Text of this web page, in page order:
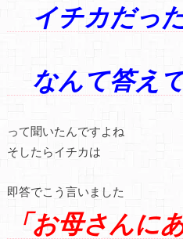
イチカだっ
なんて答え
って聞いたんですよね
そしたらイチカは
即答でこう言いました
「お母さんに